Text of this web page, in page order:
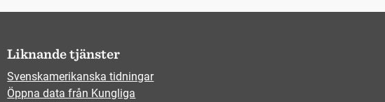
Liknande tjänster
Svenskamerikanska tidningar
Öppna data från Kungliga